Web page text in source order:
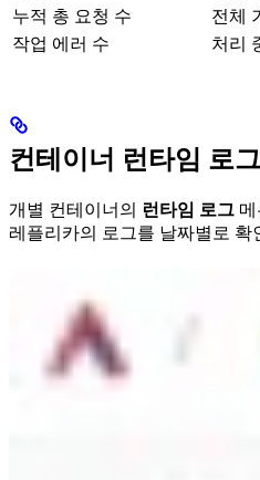
누적 총 요청 수
전체
작업 에러 수
처리
컨테이너 런타임 로그
개별 컨테이너의 런타임 로그
레플리카의 로그를 날짜별로 확